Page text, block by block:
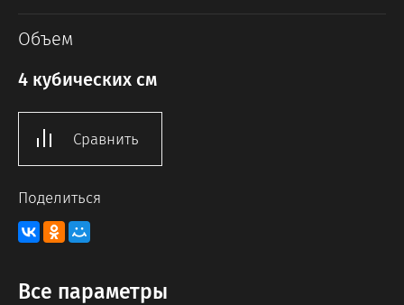
Объем
4 кубических см
Сравнить
Поделиться
Все параметры